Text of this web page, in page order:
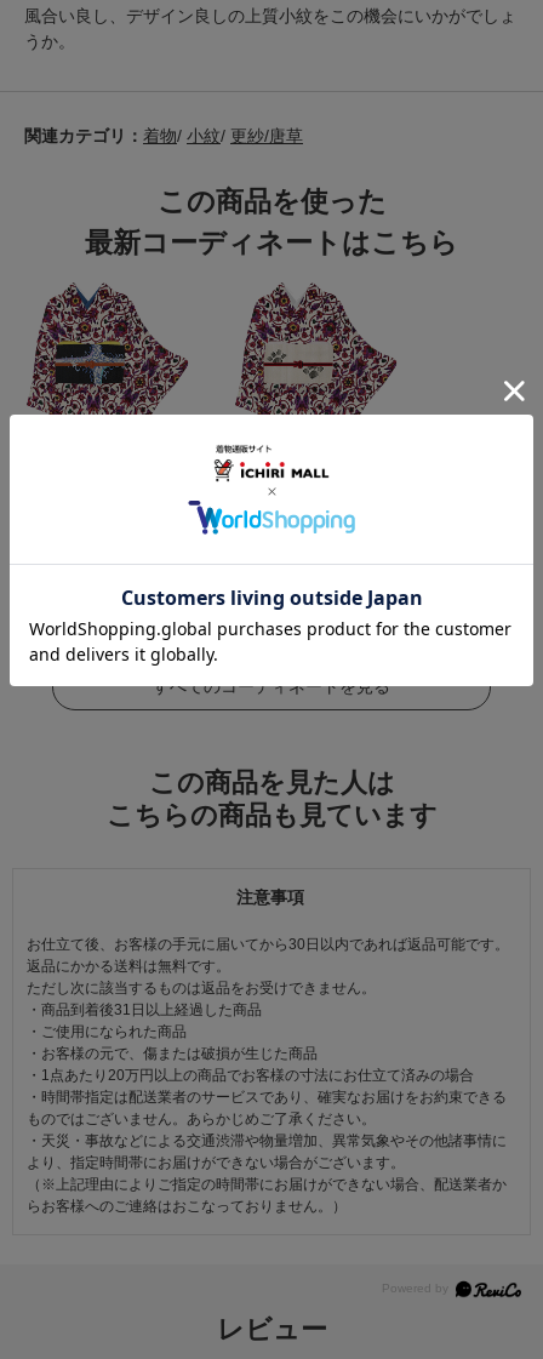
風合い良し、デザイン良しの上質小紋をこの機会にいかがでしょ
うか。
関連カテゴリ： 着物/ 小紋/ 更紗/唐草
この商品を使った
最新コーディネートはこちら
この商品をコーデする
すべてのコーディネートを見る
この商品を見た人は
こちらの商品も見ています
注意事項
お仕立て後、お客様の手元に届いてから30日以内であれば返品可能です。
返品にかかる送料は無料です。
ただし次に該当するものは返品をお受けできません。
・商品到着後31日以上経過した商品
・ご使用になられた商品
・お客様の元で、傷または破損が生じた商品
・1点あたり20万円以上の商品でお客様の寸法にお仕立て済みの場合
・時間帯指定は配送業者のサービスであり、確実なお届けをお約束できる
ものではございません。あらかじめご了承ください。
・天災・事故などによる交通渋滞や物量増加、異常気象やその他諸事情に
より、指定時間帯にお届けができない場合がございます。
（※上記理由によりご指定の時間帯にお届けができない場合、配送業者か
らお客様へのご連絡はおこなっておりません。）
レビュー